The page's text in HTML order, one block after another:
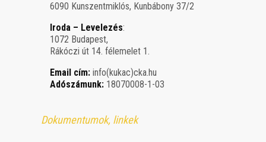
6090 Kunszentmiklós, Kunbábony 37/2
Iroda – Levelezés:
1072 Budapest,
Rákóczi út 14. félemelet 1.
Email cím: info(kukac)cka.hu
Adószámunk: 18070008-1-03
Dokumentumok, linkek